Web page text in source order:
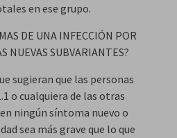
en ese grupo.
DE UNA INFECCIÓN POR
NUEVAS SUBVARIANTES?
sugieran que las personas
o cualquiera de las otras
ningún síntoma nuevo o
sea más grave que lo que